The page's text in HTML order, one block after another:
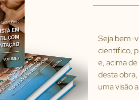
Seja bem-
científico,
e, acima
desta
uma visão